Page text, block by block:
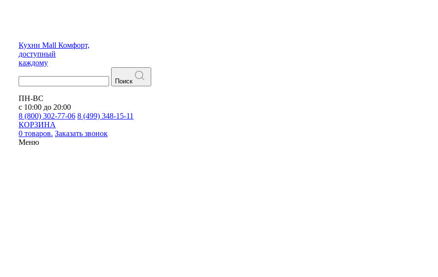
Кухни Mall Комфорт,
доступный
каждому
Поиск
ПН-ВС
с 10:00 до 20:00
8 (800) 302-77-06 8 (499) 348-15-11
КОРЗИНА
0 товаров. Заказать звонок
Меню